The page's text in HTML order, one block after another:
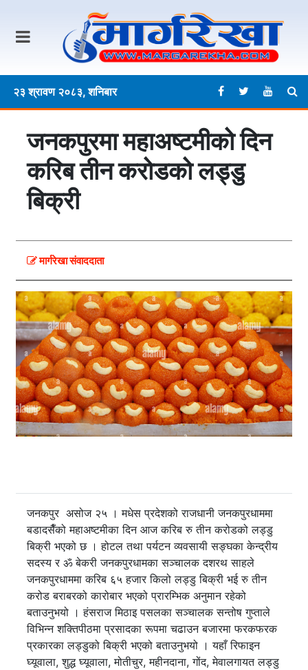
२३ श्रावण २०८३, शनिबार
जनकपुरमा महाअष्टमीको दिन
करिब तीन करोडको लड्डु
बिक्री
मार्गरेखा संवाददाता
जनकपुर असोज २५ । मधेस प्रदेशको राजधानी जनकपुरधाममा
बडादसैँको महाअष्टमीका दिन आज करिब रु तीन करोडको लड्डु
बिक्री भएको छ । होटल तथा पर्यटन व्यवसायी सङ्घका केन्द्रीय
सदस्य र ॐ बेकरी जनकपुरधामका सञ्चालक दशरथ साहले
जनकपुरधाममा करिब ६५ हजार किलो लड्डु बिक्री भई रु तीन
करोड बराबरको कारोबार भएको प्रारम्भिक अनुमान रहेको
बताउनुभयो । हंसराज मिठाइ पसलका सञ्चालक सन्तोष गुप्ताले
विभिन्न शक्तिपीठमा प्रसादका रूपमा चढाउन बजारमा फरकफरक
प्रकारका लड्डुको बिक्री भएको बताउनुभयो । यहाँ रिफाइन
घ्यूवाला, शुद्ध घ्यूवाला, मोतीचुर, महीनदाना, गोंद, मेवालगायत लड्डु